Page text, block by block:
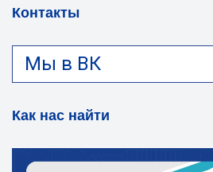
Контакты
Мы в ВК
Как нас найти